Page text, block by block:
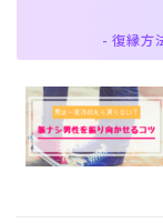
- 復縁方